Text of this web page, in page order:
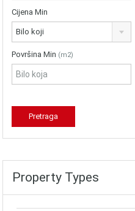
Cijena Min
Bilo koji
Površina Min (m2)
Property Types